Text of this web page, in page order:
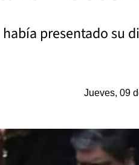
presentado su
Jueves, 09